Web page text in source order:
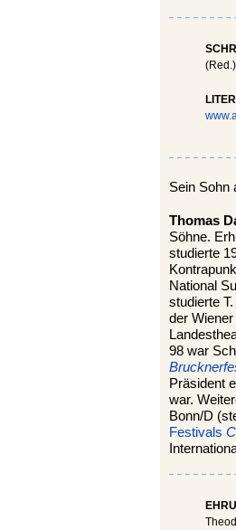
(Red.)
Sein Sohn
Thomas
Söhne.
studierte
National
studierte
der
98 war
Präsident
war.
Bonn/D
Festivals